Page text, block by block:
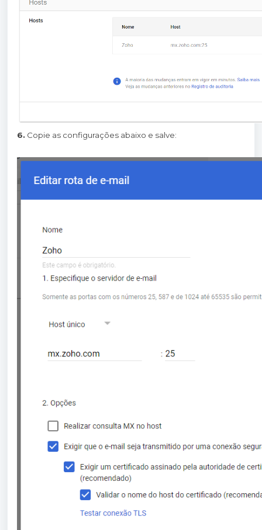
6. Copie as configurações abaixo e salve: